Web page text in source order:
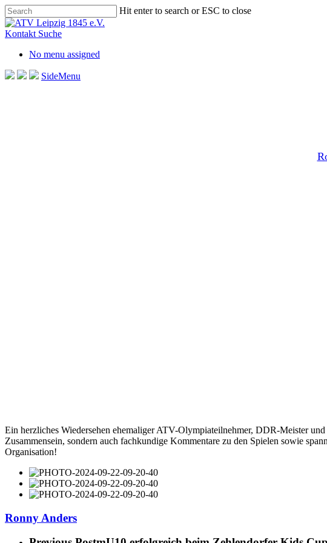
Skip
to
main
Hit enter to search or ESC to close
Close
Search
Kontakt Suche
No menu assigned
SideMenu
Ein herzliches Wiedersehen ehemaliger ATV-Olympiateilnehmer, DDR-Meister
Zusammensein, sondern auch fachkundige Kommentare zu den Spielen sowie
Organisation!
Ronny Anders